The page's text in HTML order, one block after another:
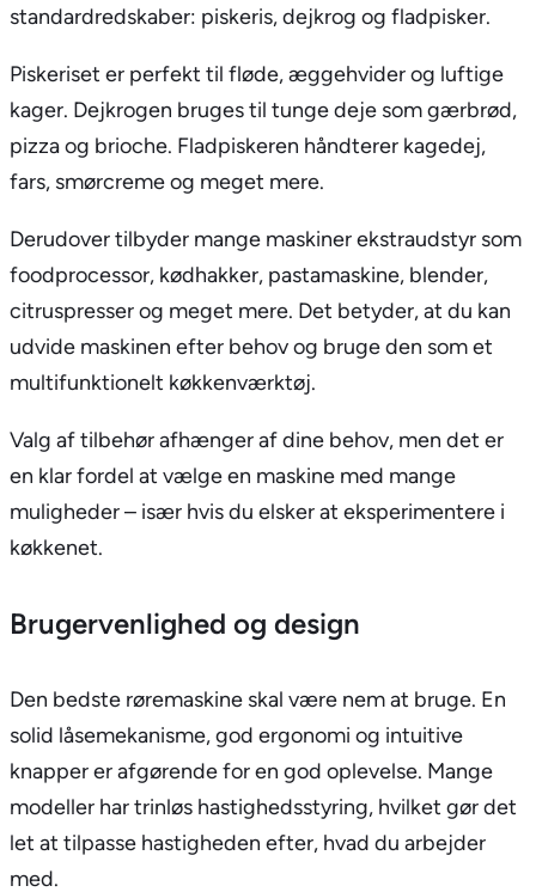
standardredskaber: piskeris, dejkrog og fladpisker.
Piskeriset er perfekt til fløde, æggehvider og luftige
kager. Dejkrogen bruges til tunge deje som gærbrød,
pizza og brioche. Fladpiskeren håndterer kagedej,
fars, smørcreme og meget mere.
Derudover tilbyder mange maskiner ekstraudstyr som
foodprocessor, kødhakker, pastamaskine, blender,
citruspresser og meget mere. Det betyder, at du kan
udvide maskinen efter behov og bruge den som et
multifunktionelt køkkenværktøj.
Valg af tilbehør afhænger af dine behov, men det er
en klar fordel at vælge en maskine med mange
muligheder – især hvis du elsker at eksperimentere i
køkkenet.
Brugervenlighed og design
Den bedste røremaskine skal være nem at bruge. En
solid låsemekanisme, god ergonomi og intuitive
knapper er afgørende for en god oplevelse. Mange
modeller har trinløs hastighedsstyring, hvilket gør det
let at tilpasse hastigheden efter, hvad du arbejder
med.